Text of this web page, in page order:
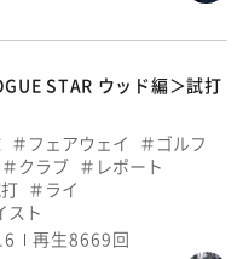
STAR ウッド編＞試打
フェアウェイ
ゴルフ
クラブ
レポート
ライ
スト
再生8669回